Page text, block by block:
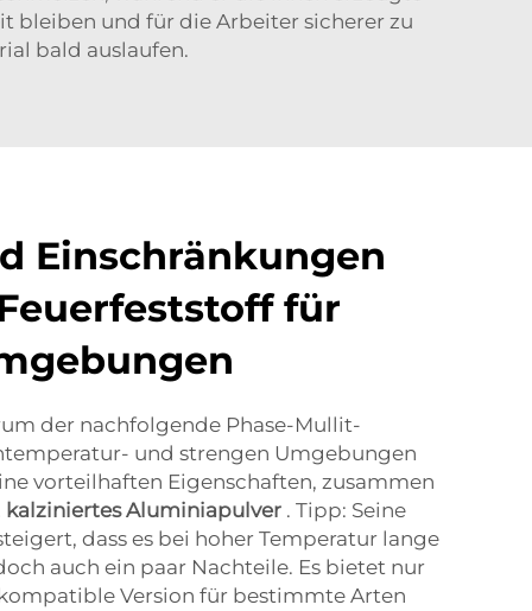
bleiben und für die Arbeiter sicherer zu
bald auslaufen.
Einschränkungen
für
der nachfolgende Phase-Mullit-
und strengen Umgebungen
vorteilhaften Eigenschaften, zusammen
kalziniertes Aluminiapulver . Tipp: Seine
dass es bei hoher Temperatur lange
auch ein paar Nachteile. Es bietet nur
Version für bestimmte Arten